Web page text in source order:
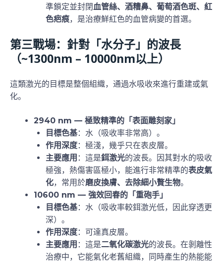
準鎖定並封閉血管絲、酒糟鼻、葡萄酒色斑、紅
色疤痕，是治療鮮紅色的血管病變的首選。
第三戰場：針對「水分子」的波長
（~1300nm – 10000nm以上）
這類激光的目標是整個組織，通過水吸收來進行重建或氣
化。
2940 nm — 極致精準的「表面雕刻家」
目標色基：水（吸收率非常高）。
作用深度：極淺，幾乎只在表皮層。
主要應用 ：這是鉺激光的波長。因其對水的吸收
極強，熱傷害區極小，能進行非常精準的表皮氣
化，常用於磨皮換膚、去除細小贅生物。
10600 nm — 強效回春的「重砲手」
目標色基：水（吸收率較鉺激光低，因此穿透更
深）。
作用深度：可達真皮層。
主要應用 ：這是二氧化碳激光的波長。在剝離性
治療中，它能氣化老舊組織，同時產生的熱能能